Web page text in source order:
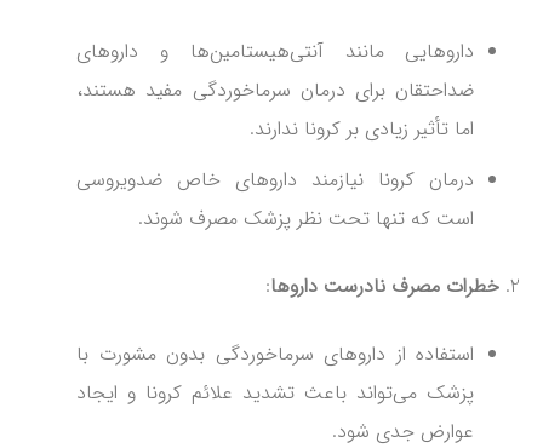
داروهایی مانند آنتی‌هیستامین‌ها و داروهای
ضداحتقان برای درمان سرماخوردگی مفید هستند،
اما تأثیر زیادی بر کرونا ندارند.
درمان کرونا نیازمند داروهای خاص ضدویروسی
است که تنها تحت نظر پزشک مصرف شوند.
خطرات مصرف نادرست داروها:
استفاده از داروهای سرماخوردگی بدون مشورت با
پزشک می‌تواند باعث تشدید علائم کرونا و ایجاد
عوارض جدی شود.